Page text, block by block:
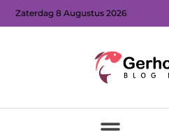
Zaterdag 8 Augustus 2026